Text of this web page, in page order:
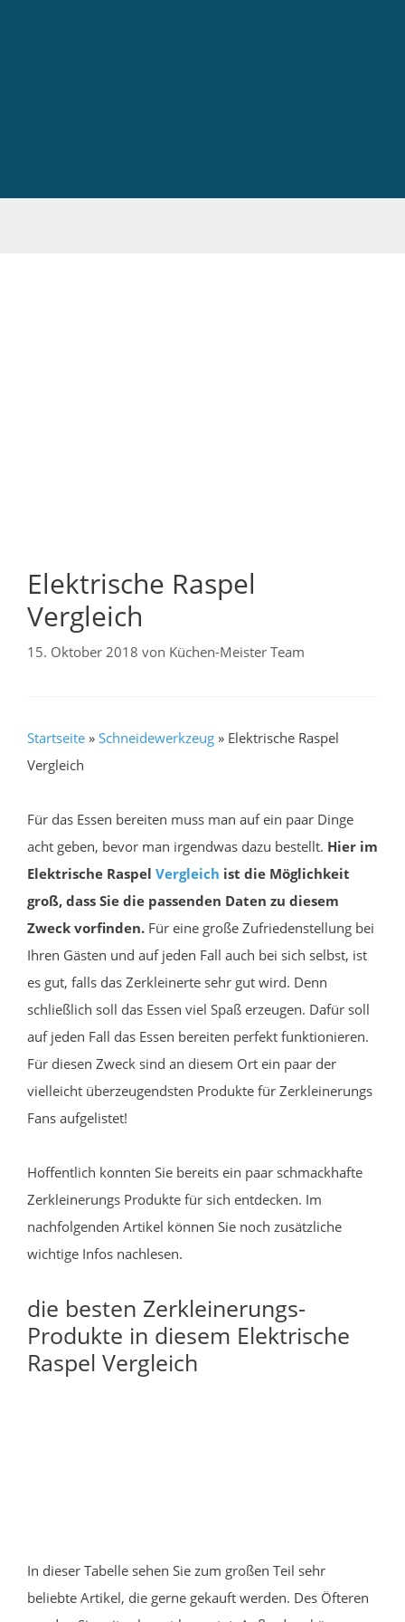
Elektrische Raspel
Vergleich
15. Oktober 2018 von Küchen-Meister Team
Startseite » Schneidewerkzeug » Elektrische Raspel
Vergleich
Für das Essen bereiten muss man auf ein paar Dinge
acht geben, bevor man irgendwas dazu bestellt. Hier im
Elektrische Raspel Vergleich ist die Möglichkeit
groß, dass Sie die passenden Daten zu diesem
Zweck vorfinden. Für eine große Zufriedenstellung bei
Ihren Gästen und auf jeden Fall auch bei sich selbst, ist
es gut, falls das Zerkleinerte sehr gut wird. Denn
schließlich soll das Essen viel Spaß erzeugen. Dafür soll
auf jeden Fall das Essen bereiten perfekt funktionieren.
Für diesen Zweck sind an diesem Ort ein paar der
vielleicht überzeugendsten Produkte für Zerkleinerungs
Fans aufgelistet!
Hoffentlich konnten Sie bereits ein paar schmackhafte
Zerkleinerungs Produkte für sich entdecken. Im
nachfolgenden Artikel können Sie noch zusätzliche
wichtige Infos nachlesen.
die besten Zerkleinerungs-
Produkte in diesem Elektrische
Raspel Vergleich
In dieser Tabelle sehen Sie zum großen Teil sehr
beliebte Artikel, die gerne gekauft werden. Des Öfteren